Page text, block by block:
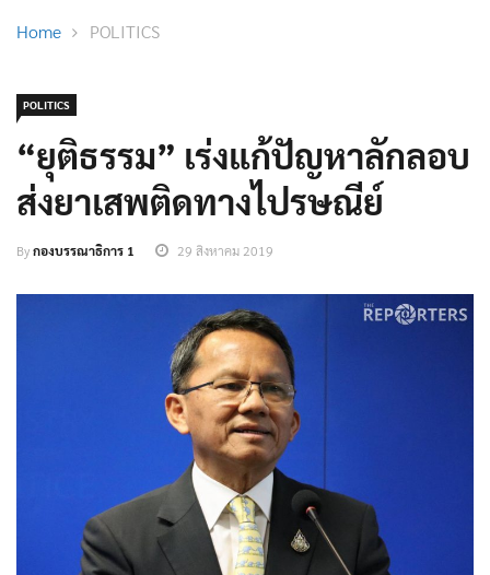
Home POLITICS
POLITICS
“ยุติธรรม” เร่งแก้ปัญหาลักลอบ
ส่งยาเสพติดทางไปรษณีย์
Byกองบรรณาธิการ 1 29 สิงหาคม 2019